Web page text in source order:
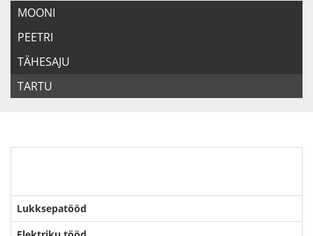
MOONI
PEETRI
TÄHESAJU
TARTU
Lukksepatööd